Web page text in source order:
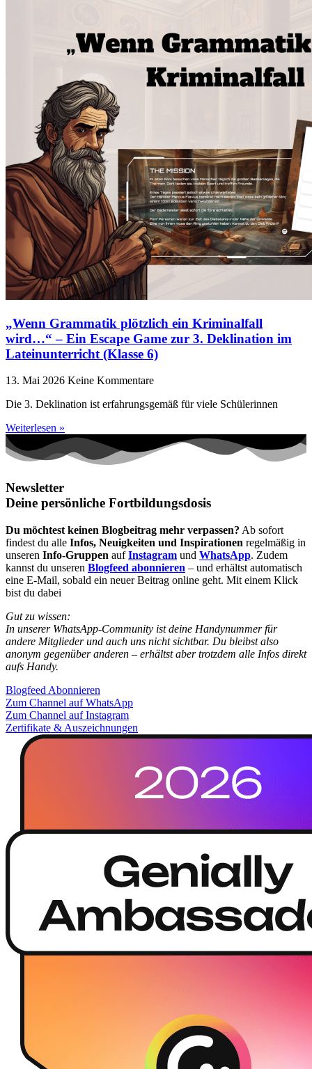
„Wenn Grammatik plötzlich ein Kriminalfall
wird…“ – Ein Escape Game zur 3. Deklination im
Lateinunterricht (Klasse 6)
13. Mai 2026 Keine Kommentare
Die 3. Deklination ist erfahrungsgemäß für viele Schülerinnen
Weiterlesen »
Newsletter
Deine persönliche Fortbildungsdosis
Du möchtest keinen Blogbeitrag mehr verpassen? Ab sofort
findest du alle Infos, Neuigkeiten und Inspirationen regelmäßig in
unseren Info-Gruppen aufInstagram und WhatsApp. Zudem
kannst du unseren Blogfeed abonnieren – und erhältst automatisch
eine E-Mail, sobald ein neuer Beitrag online geht. Mit einem Klick
bist du dabei
Gut zu wissen:
In unserer WhatsApp-Community ist deine Handynummer für
andere Mitglieder und auch uns nicht sichtbar. Du bleibst also
anonym gegenüber anderen – erhältst aber trotzdem alle Infos direkt
aufs Handy.
Blogfeed Abonnieren
Zum Channel auf WhatsApp
Zum Channel auf Instagram
Zertifikate & Auszeichnungen